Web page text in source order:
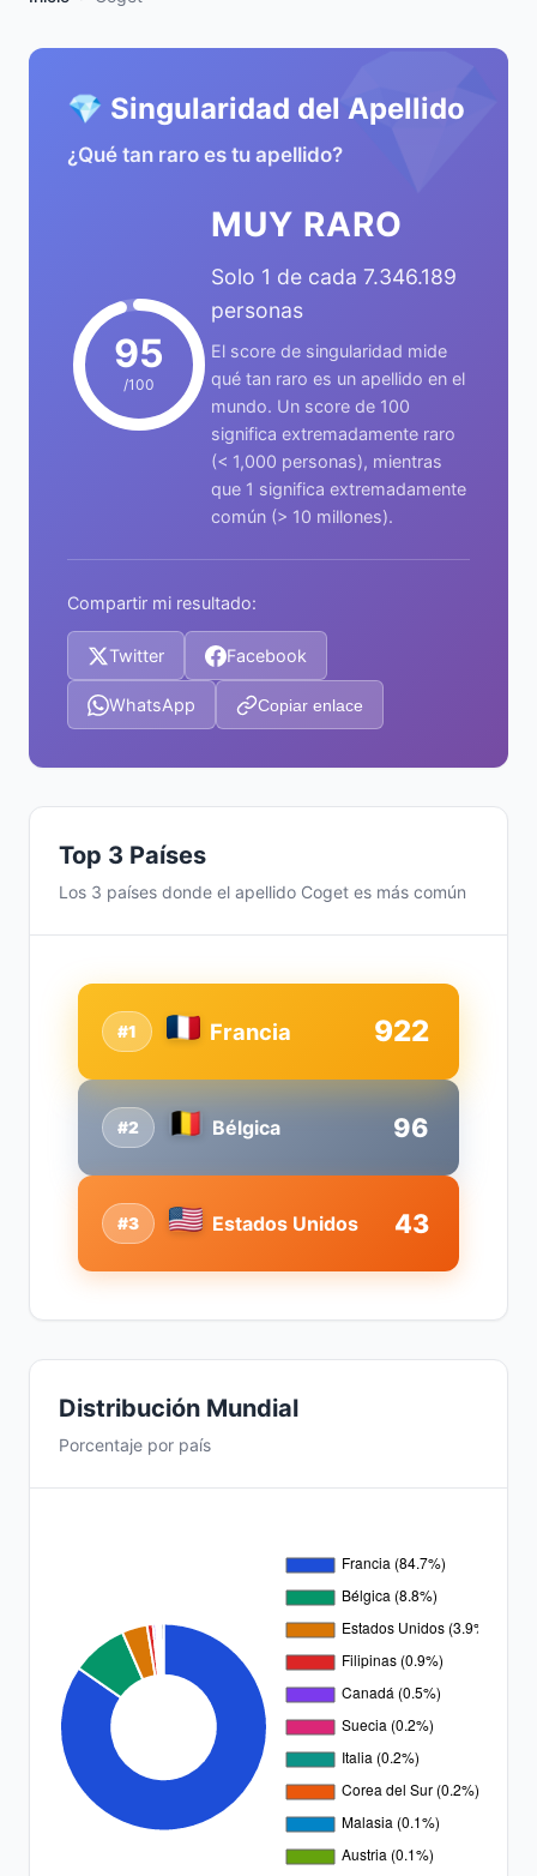
💎
💎 Singularidad del Apellido
¿Qué tan raro es tu apellido?
95
/100
MUY RARO
Solo 1 de cada 7.346.189
personas
El score de singularidad mide
qué tan raro es un apellido en el
mundo. Un score de 100
significa extremadamente raro
(< 1,000 personas), mientras
que 1 significa extremadamente
común (> 10 millones).
Compartir mi resultado:
Twitter Facebook
WhatsApp Copiar enlace
Top 3 Países
Los 3 países donde el apellido Coget es más común
#2 Bélgica 96
#1 Francia 922
#3 Estados Unidos 43
Distribución Mundial
Porcentaje por país